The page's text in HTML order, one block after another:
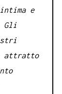
e
Gli
attratto